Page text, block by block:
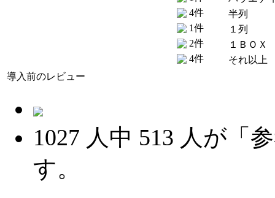
4件
1件
2件
4件
半列
１列
１ＢＯＸ
それ以上
導入前のレビュー
1027 人中 513 人が「
す。